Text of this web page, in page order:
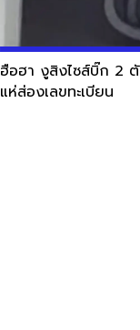
ฮือฮา งูสิงไซส์บิ๊ก 2
แห่ส่องเลขทะเบียน